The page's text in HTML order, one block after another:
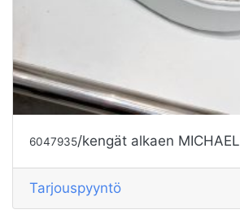
6047935/kengät alkaen MICHAEL
Tarjouspyyntö